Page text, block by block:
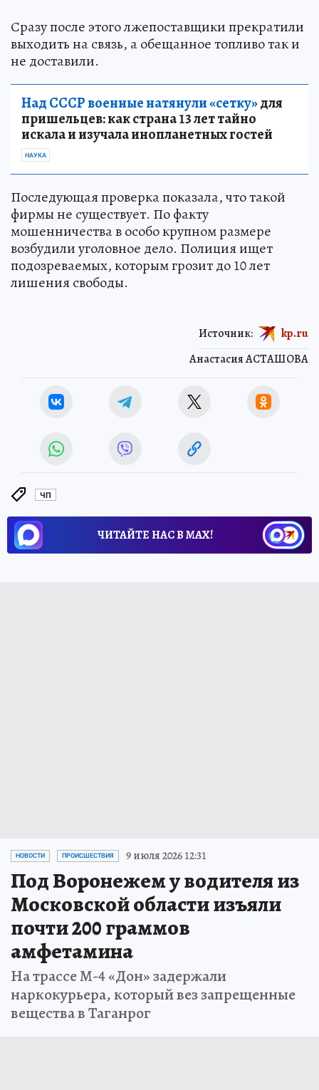
Сразу после этого лжепоставщики прекратили
выходить на связь, а обещанное топливо так и
не доставили.
Над СССР военные натянули «сетку»для
пришельцев: как страна 13 лет тайно
искала и изучала инопланетных гостей
НАУКА
Последующая проверка показала, что такой
фирмы не существует. По факту
мошенничества в особо крупном размере
возбудили уголовное дело. Полиция ищет
подозреваемых, которым грозит до 10 лет
лишения свободы.
Анастасия АСТАШОВА
Источник: kp.ru
ЧП
ЧИТАЙТЕ НАС В МАХ!
НОВОСТИ ПРОИСШЕСТВИЯ 9 июля 2026 12:31
Под Воронежем у водителя из
Московской области изъяли
почти 200 граммов
амфетамина
На трассе М-4 «Дон» задержали
наркокурьера, который вез запрещенные
вещества в Таганрог